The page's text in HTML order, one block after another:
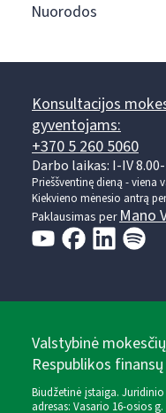
Nuorodos
Konsultacijos
gyventojams:
+370 5 260 5060
Darbo laikas: I-IV
Prieššventinę dieną - viena
Kiekvieno mėnesio antrą
Paklausimas perMano
Valstybinė
Respublikos
Biudžetinė įstaiga. Juridinio
adresas: Vasario 16-osios